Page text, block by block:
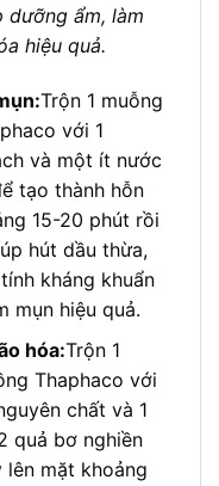
dưỡng ẩm, làm
hiệu quả.
Trộn 1 muỗng
với 1
và một ít nước
tạo thành hỗn
15-20 phút rồi
hút dầu thừa,
kháng khuẩn
mụn hiệu quả.
hóa:Trộn 1
Thaphaco với
chất và 1
quả bơ nghiền
lên mặt khoảng